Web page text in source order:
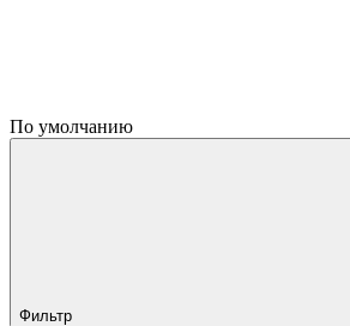
По умолчанию
Фильтр